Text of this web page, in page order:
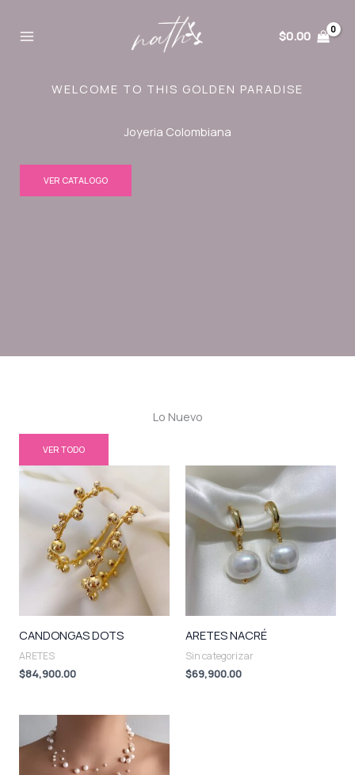
$0.00
WELCOME TO THIS GOLDEN PARADISE
Joyeria Colombiana
VER CATALOGO
Lo Nuevo
VER TODO
CANDONGAS DOTS
ARETES
$84,900.00
ARETES NACRÉ
Sin categorizar
$69,900.00